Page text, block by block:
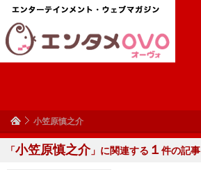
小笠原慎之介
「小笠原慎之介」に関連する １ 件の記事